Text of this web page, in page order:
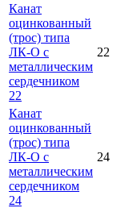
Канат
оцинкованный
(трос) типа
ЛК-О с
металлическим
сердечником
22
22
Канат
оцинкованный
(трос) типа
ЛК-О с
металлическим
сердечником
24
24